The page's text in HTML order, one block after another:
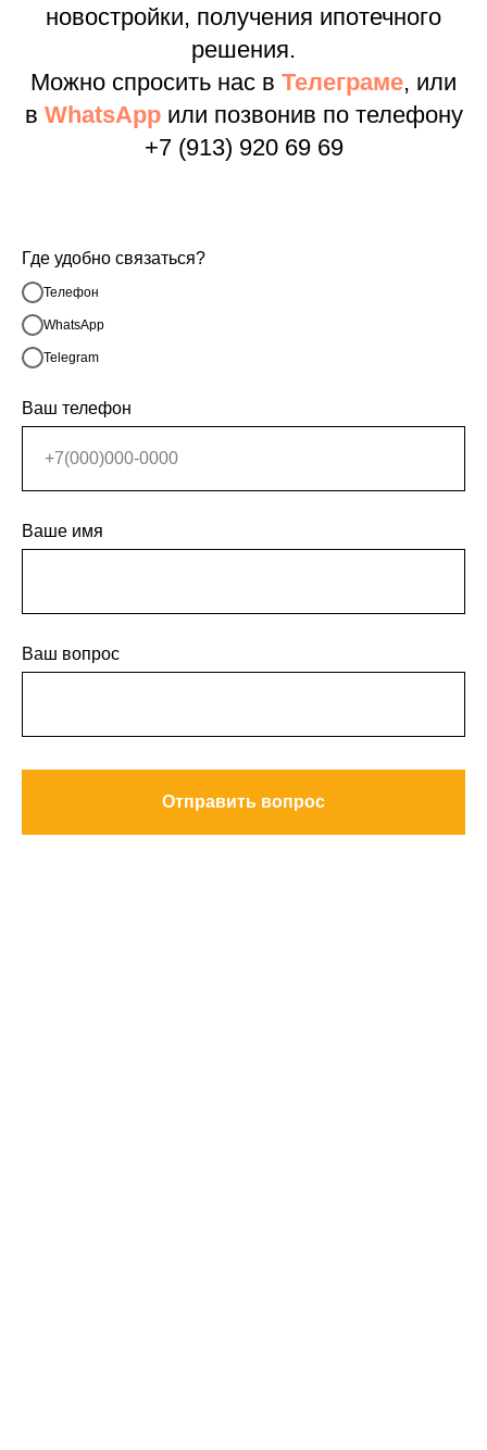
новостройки, получения ипотечного
решения.
Можно спросить нас в Телеграме, или
в WhatsAppили позвонив по телефону
+7 (913) 920 69 69
Где удобно связаться?
Телефон
WhatsApp
Telegram
Ваш телефон
Ваше имя
Ваш вопрос
Отправить вопрос